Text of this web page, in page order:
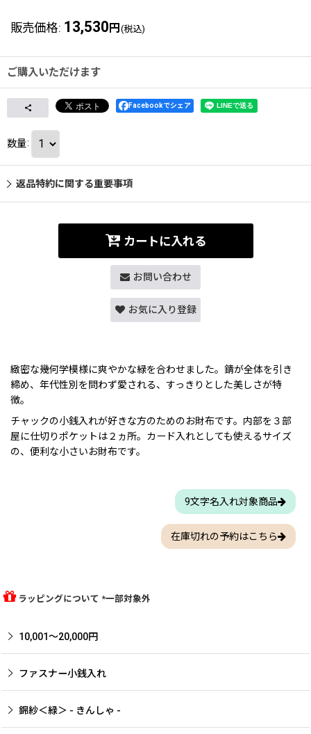
販売価格: 13,530 円 (税込)
ご購入いただけます
Facebookでシェア
数量:
返品特約に関する重要事項
カートに入れる
お問い合わせ
お気に入り登録
緻密な幾何学模様に爽やかな緑を合わせました。錆が全体を引き
締め、年代性別を問わず愛される、すっきりとした美しさが特
徴。
チャックの小銭入れが好きな方のためのお財布です。内部を３部
屋に仕切りポケットは２ヵ所。カード入れとしても使えるサイズ
の、便利な小さいお財布です。
9文字名入れ対象商品
在庫切れの予約はこちら
ラッピングについて *一部対象外
10,001〜20,000円
ファスナー小銭入れ
錦紗＜緑＞ - きんしゃ -